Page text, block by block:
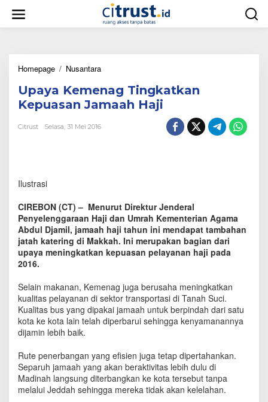
w
Homepage / Nusantara
a
y
a
i
n
g
k
a
a
n
K
e
p
s
a
n
J
Upaya Kemenag Tingkatkan
Kepuasan Jamaah Haji
Citrust Selasa, 31 Mei 2016
Ilustrasi
CIREBON (CT) – Menurut Direktur Jenderal
Penyelenggaraan Haji dan Umrah Kementerian Agama
Abdul Djamil, jamaah haji tahun ini mendapat tambahan
jatah katering di Makkah. Ini merupakan bagian dari
upaya meningkatkan kepuasan pelayanan haji pada
2016.
Selain makanan, Kemenag juga berusaha meningkatkan
kualitas pelayanan di sektor transportasi di Tanah Suci.
Kualitas bus yang dipakai jamaah untuk berpindah dari satu
kota ke kota lain telah diperbarui sehingga kenyamanannya
dijamin lebih baik.
Rute penerbangan yang efisien juga tetap dipertahankan.
Separuh jamaah yang akan beraktivitas lebih dulu di
Madinah langsung diterbangkan ke kota tersebut tanpa
melalui Jeddah sehingga mereka tidak akan kelelahan.